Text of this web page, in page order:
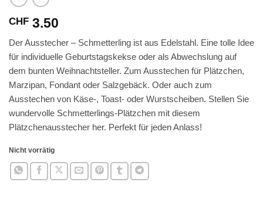
CHF 3.50
Der Ausstecher – Schmetterling ist aus Edelstahl. Eine tolle Idee
für individuelle Geburtstagskekse oder als Abwechslung auf
dem bunten Weihnachtsteller. Zum Ausstechen für Plätzchen,
Marzipan, Fondant oder Salzgebäck. Oder auch zum
Ausstechen von Käse-, Toast- oder Wurstscheiben. Stellen Sie
wundervolle Schmetterlings-Plätzchen mit diesem
Plätzchenausstecher her. Perfekt für jeden Anlass!
Nicht vorrätig